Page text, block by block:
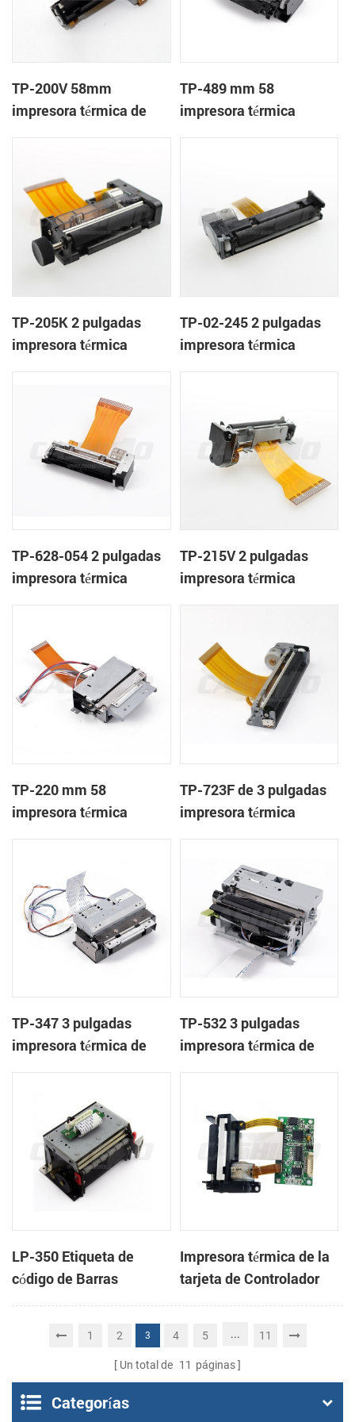
TP-200V 58mm
impresora térmica de
TP-489 mm 58
impresora térmica
TP-205K 2 pulgadas
impresora térmica
TP-02-245 2 pulgadas
impresora térmica
TP-628-054 2 pulgadas
impresora térmica
TP-215V 2 pulgadas
impresora térmica
TP-220 mm 58
impresora térmica
TP-723F de 3 pulgadas
impresora térmica
TP-347 3 pulgadas
impresora térmica de
TP-532 3 pulgadas
impresora térmica de
LP-350 Etiqueta de
código de Barras
Impresora Mecanismo
Impresora térmica de la
tarjeta de Controlador
DB-100
1 2 3 4 5 ... 11
Un total de 11 páginas
Categorías